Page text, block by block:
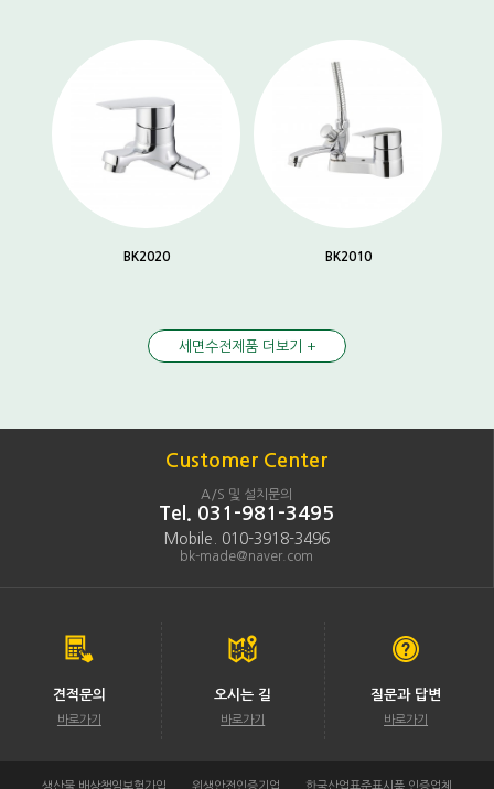
BK2020 BK2010
세면수전제품 더보기 +
Customer Center
A/S 및 설치문의
Tel. 031-981-3495
Mobile. 010-3918-3496
bk-made@naver.com
견적문의
바로가기
오시는 길
바로가기
질문과 답변
바로가기
생산물 배상책임보험가입 위생안전인증기업 한국산업표준표시품 인증업체